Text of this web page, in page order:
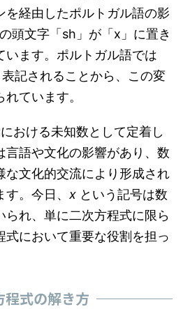
を経由したポルトガル語の影
頭文字「sh」が「x」に置き
います。ポルトガル語では
表記されることから、この変
ています。
おける未知数として定着し
言語や文化の影響があり、数
な文化的交流により形成され
。今日、 x という記号は数
られ、単に二次方程式に限ら
式において重要な役割を担っ
程式の解き方